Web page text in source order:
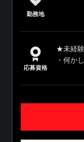
勤務地
応募資格
★未経験
・何か